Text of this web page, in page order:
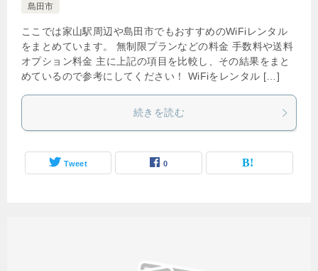
島田市
ここでは家山駅周辺や島田市でもおすすめのWiFiレンタル
をまとめています。 無制限プランなどの料金 手数料や送料
オプション料金 主に上記の項目を比較し、その結果をまと
めているので参考にしてください！ WiFiをレンタル […]
続きを読む
Tweet 0